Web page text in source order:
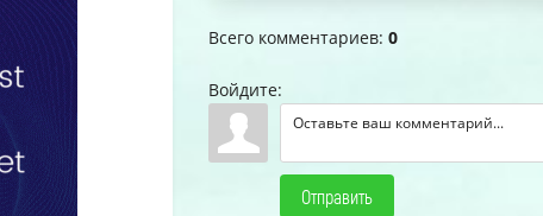
Всего комментариев: 0
Войдите:
Отправить